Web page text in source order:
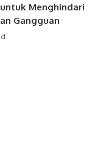
Menghindari
Gangguan